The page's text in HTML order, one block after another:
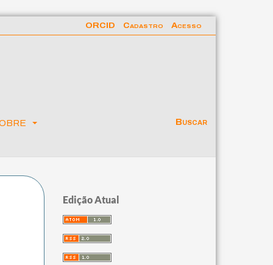
Buscar
ORCID Cadastro Acesso
Edição Atual